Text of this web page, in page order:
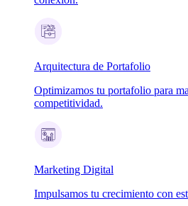
Arquitectura de Portafolio
Optimizamos tu portafolio para
competitividad.
Marketing Digital
Impulsamos tu crecimiento con